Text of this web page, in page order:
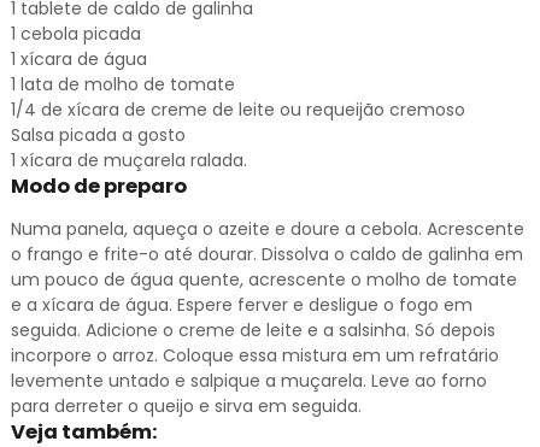
1 tablete de caldo de galinha
1 cebola picada
1 xícara de água
1 lata de molho de tomate
1/4 de xícara de creme de leite ou requeijão cremoso
Salsa picada a gosto
1 xícara de muçarela ralada.
Modo de preparo
Numa panela, aqueça o azeite e doure a cebola. Acrescente
o frango e frite-o até dourar. Dissolva o caldo de galinha em
um pouco de água quente, acrescente o molho de tomate
e a xícara de água. Espere ferver e desligue o fogo em
seguida. Adicione o creme de leite e a salsinha. Só depois
incorpore o arroz. Coloque essa mistura em um refratário
levemente untado e salpique a muçarela. Leve ao forno
para derreter o queijo e sirva em seguida.
Veja também: